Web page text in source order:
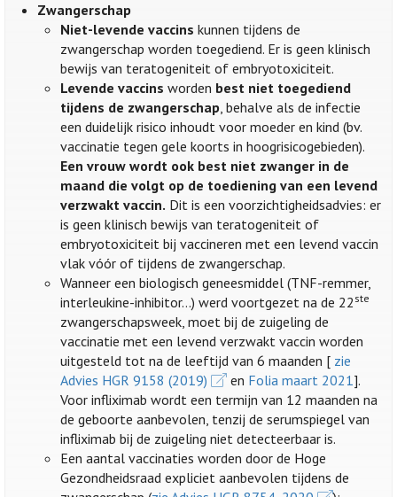
Zwangerschap
Niet-levende vaccins kunnen tijdens de
zwangerschap worden toegediend. Er is geen klinisch
bewijs van teratogeniteit of embryotoxiciteit.
Levende vaccins worden best niet toegediend
tijdens de zwangerschap, behalve als de infectie
een duidelijk risico inhoudt voor moeder en kind (bv.
vaccinatie tegen gele koorts in hoogrisicogebieden).
Een vrouw wordt ook best niet zwanger in de
maand die volgt op de toediening van een levend
verzwakt vaccin. Dit is een voorzichtigheidsadvies: er
is geen klinisch bewijs van teratogeniteit of
embryotoxiciteit bij vaccineren met een levend vaccin
vlak vóór of tijdens de zwangerschap.
Wanneer een biologisch geneesmiddel (TNF-remmer,
interleukine-inhibitor…) werd voortgezet na de 22 ste
zwangerschapsweek, moet bij de zuigeling de
vaccinatie met een levend verzwakt vaccin worden
uitgesteld tot na de leeftijd van 6 maanden [ zie
Advies HGR 9158 (2019)
en Folia maart 2021].
Voor infliximab wordt een termijn van 12 maanden na
de geboorte aanbevolen, tenzij de serumspiegel van
infliximab bij de zuigeling niet detecteerbaar is.
Een aantal vaccinaties worden door de Hoge
Gezondheidsraad expliciet aanbevolen tijdens de